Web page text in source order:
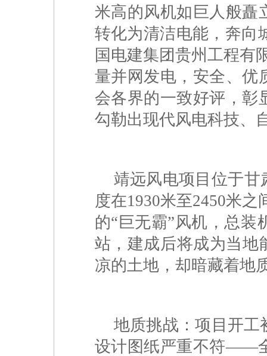
米高的风机如巨人般矗
转化为清洁电能，奔向
国电建集团贵州工程有
量并网发电，安全、优
会各界的一致好评，彰
勾勒出现代风电科技、
靖远风电项目位于
度在1930米至2450米
的“巨无霸”风机，总装
站，建成后将成为当地
凉的土地，却暗藏着地
地质挑战：项目开工
设计图纸严重不符——